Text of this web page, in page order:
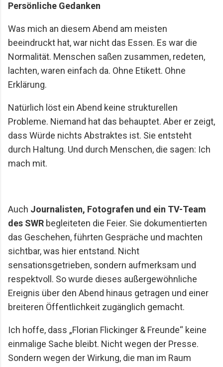
Persönliche Gedanken
Was mich an diesem Abend am meisten
beeindruckt hat, war nicht das Essen. Es war die
Normalität. Menschen saßen zusammen, redeten,
lachten, waren einfach da. Ohne Etikett. Ohne
Erklärung.
Natürlich löst ein Abend keine strukturellen
Probleme. Niemand hat das behauptet. Aber er zeigt,
dass Würde nichts Abstraktes ist. Sie entsteht
durch Haltung. Und durch Menschen, die sagen: Ich
mach mit.
Auch Journalisten, Fotografen und ein TV-Team
des SWR begleiteten die Feier. Sie dokumentierten
das Geschehen, führten Gespräche und machten
sichtbar, was hier entstand. Nicht
sensationsgetrieben, sondern aufmerksam und
respektvoll. So wurde dieses außergewöhnliche
Ereignis über den Abend hinaus getragen und einer
breiteren Öffentlichkeit zugänglich gemacht.
Ich hoffe, dass „Florian Flickinger & Freunde“ keine
einmalige Sache bleibt. Nicht wegen der Presse.
Sondern wegen der Wirkung, die man im Raum